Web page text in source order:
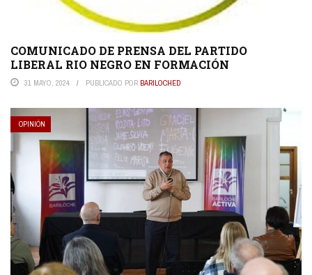
COMUNICADO DE PRENSA DEL PARTIDO
LIBERAL RIO NEGRO EN FORMACIÓN
31 MAYO, 2024 PUBLICADO POR BARILOCHED
OPINIÓN